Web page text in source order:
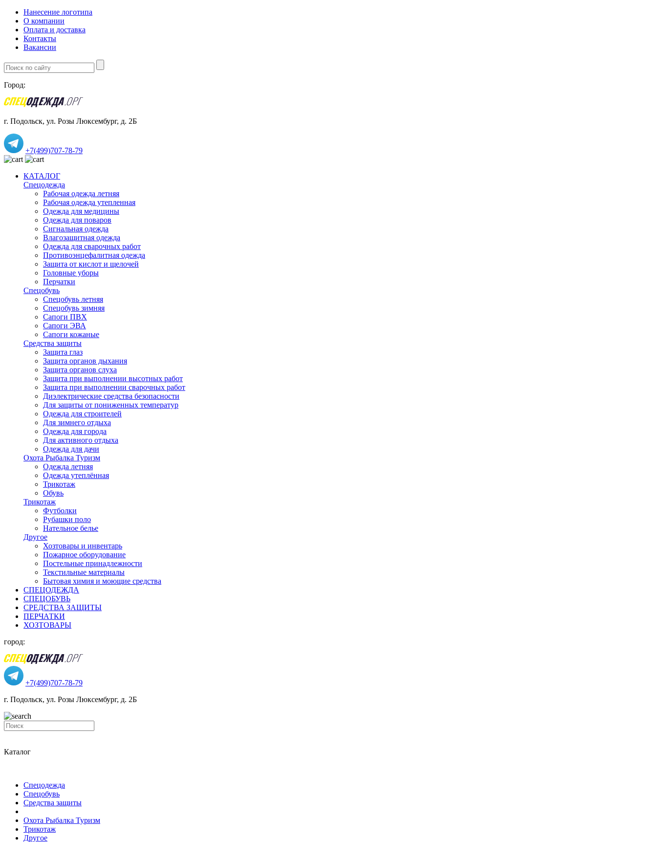
Нанесение логотипа
О компании
Оплата и доставка
Контакты
Вакансии
Город:
г. Подольск, ул. Розы Люксембург, д. 2Б
+7(499)707-78-79
КАТАЛОГ
Спецодежда
Рабочая одежда летняя
Рабочая одежда утепленная
Одежда для медицины
Одежда для поваров
Сигнальная одежда
Влагозащитная одежда
Одежда для сварочных работ
Противоэнцефалитная одежда
Защита от кислот и щелочей
Головные уборы
Перчатки
Спецобувь
Спецобувь летняя
Спецобувь зимняя
Сапоги ПВХ
Сапоги ЭВА
Сапоги кожаные
Средства защиты
Защита глаз
Защита органов дыхания
Защита органов слуха
Защита при выполнении высотных работ
Защита при выполнении сварочных работ
Диэлектрические средства безопасности
Для защиты от пониженных температур
Одежда для строителей
Для зимнего отдыха
Одежда для города
Для активного отдыха
Одежда для дачи
Охота Рыбалка Туризм
Одежда летняя
Одежда утеплённая
Трикотаж
Обувь
Трикотаж
Футболки
Рубашки поло
Нательное белье
Другое
Хозтовары и инвентарь
Пожарное оборудование
Постельные принадлежности
Текстильные материалы
Бытовая химия и моющие средства
СПЕЦОДЕЖДА
СПЕЦОБУВЬ
СРЕДСТВА ЗАЩИТЫ
ПЕРЧАТКИ
ХОЗТОВАРЫ
город:
+7(499)707-78-79
г. Подольск, ул. Розы Люксембург, д. 2Б
Каталог
Спецодежда
Спецобувь
Средства защиты
Охота Рыбалка Туризм
Трикотаж
Другое